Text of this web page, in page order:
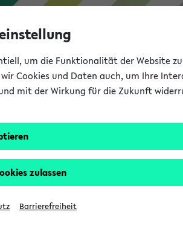
Sie die für Sie richtige aus:
eKVV für
um die Funktionalität der Website
Cookies und Daten auch, um Ihre
mit der Wirkung für die Zukunft
zulassen
Barrierefreiheit